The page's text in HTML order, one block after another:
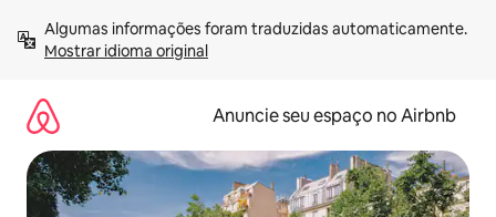
para
Mostrar idioma original
Anuncie seu espaço no Airbnb